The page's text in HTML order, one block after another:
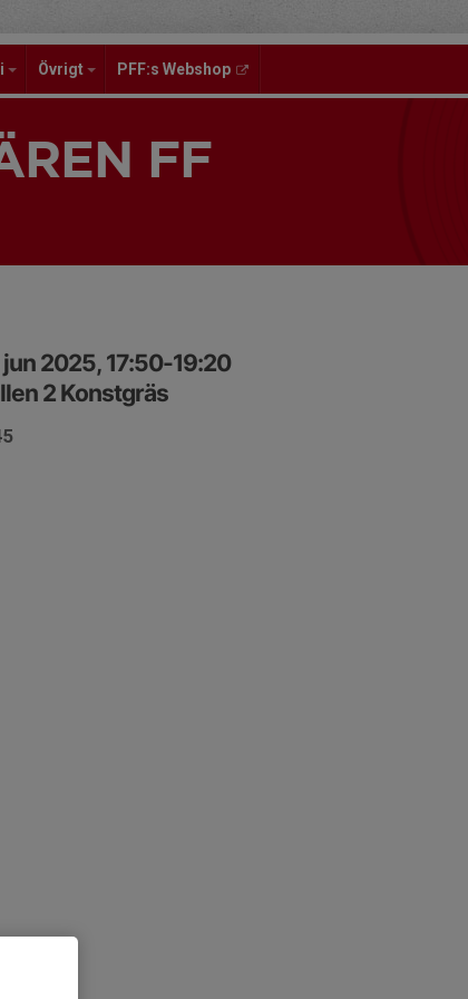
Övrigt PFF:s Webshop
FF
2025, 17:50-19:20
2 Konstgräs